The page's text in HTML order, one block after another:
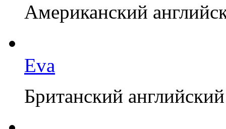
Американский
Eva
Британский